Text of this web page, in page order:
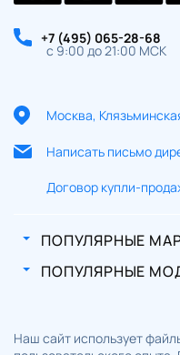
+7 (495) 065-28-68
с 9:00 до 21:00 МСК
Москва,
Написать письмо
Договор купли-
ПОПУЛЯРНЫЕ
ПОПУЛЯРНЫЕ
Наш сайт использует